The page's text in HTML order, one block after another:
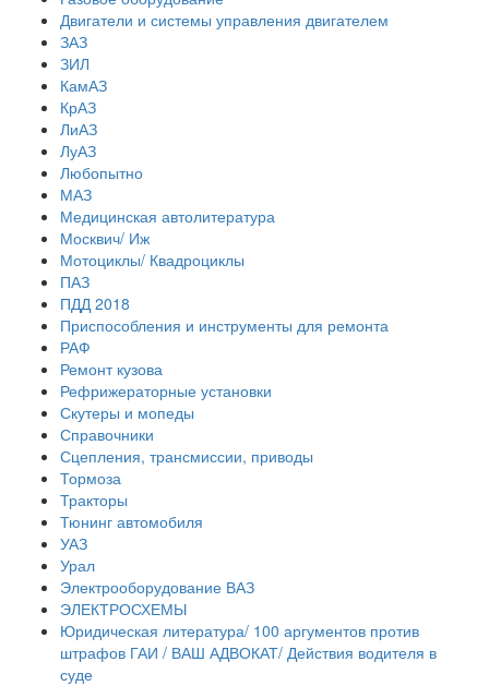
Двигатели и системы управления двигателем
ЗАЗ
ЗИЛ
КамАЗ
КрАЗ
ЛиАЗ
ЛуАЗ
Любопытно
МАЗ
Медицинская автолитература
Москвич/ Иж
Мотоциклы/ Квадроциклы
ПАЗ
ПДД 2018
Приспособления и инструменты для ремонта
РАФ
Ремонт кузова
Рефрижераторные установки
Скутеры и мопеды
Справочники
Сцепления, трансмиссии, приводы
Тормоза
Тракторы
Тюнинг автомобиля
УАЗ
Урал
Электрооборудование ВАЗ
ЭЛЕКТРОСХЕМЫ
Юридическая литература/ 100 аргументов против
штрафов ГАИ / ВАШ АДВОКАТ/ Действия водителя в
суде